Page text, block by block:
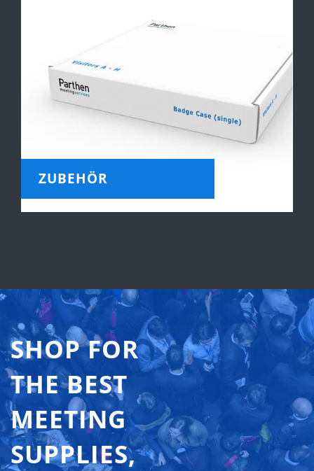
ZUBEHÖR
SHOP FOR
THE BEST
MEETING
SUPPLIES,